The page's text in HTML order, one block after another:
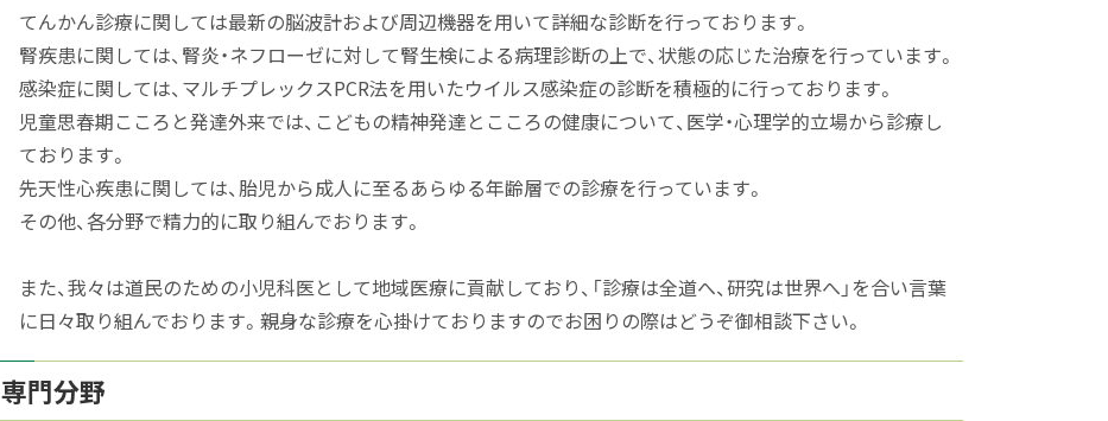
てんかん診療に関しては最新の脳波計および周辺機器を用いて詳細な診断を行っております。
腎疾患に関しては、腎炎・ネフローゼに対して腎生検による病理診断の上で、状態の応じた治療を行っています。
感染症に関しては、マルチプレックスPCR法を用いたウイルス感染症の診断を積極的に行っております。
児童思春期こころと発達外来では、こどもの精神発達とこころの健康について、医学・心理学的立場から診療し
ております。
先天性心疾患に関しては、胎児から成人に至るあらゆる年齢層での診療を行っています。
その他、各分野で精力的に取り組んでおります。
また、我々は道民のための小児科医として地域医療に貢献しており、「診療は全道へ、研究は世界へ」を合い言葉
に日々取り組んでおります。親身な診療を心掛けておりますのでお困りの際はどうぞ御相談下さい。
専門分野